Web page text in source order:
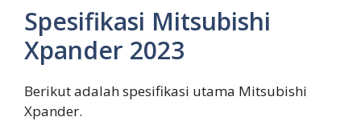
Spesifikasi Mitsubishi
Xpander 2023
Berikut adalah spesifikasi utama Mitsubishi
Xpander.